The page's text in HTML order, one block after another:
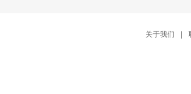
关于我们 |